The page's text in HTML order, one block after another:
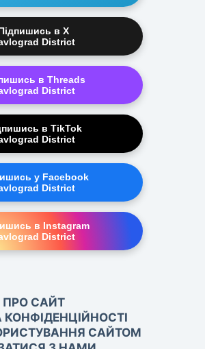
в X
District
в Threads
District
в TikTok
District
у Facebook
District
в Instagram
District
ПРО САЙТ
КОНФІДЕНЦІЙНОСТІ
САЙТОМ